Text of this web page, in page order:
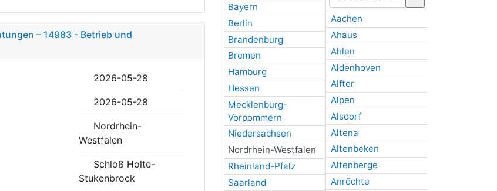
Bayern
Berlin
Brandenburg
Bremen
Hamburg
Hessen
Mecklenburg-
Vorpommern
Niedersachsen
Nordrhein-Westfalen
Rheinland-Pfalz
Saarland
Aachen
Ahaus
Ahlen
Aldenhoven
Alfter
Alpen
Alsdorf
Altena
Altenbeken
Altenberge
Anröchte
– 14983 - Betrieb und
2026-05-28
2026-05-28
Nordrhein-
Westfalen
Schloß Holte-
Stukenbrock